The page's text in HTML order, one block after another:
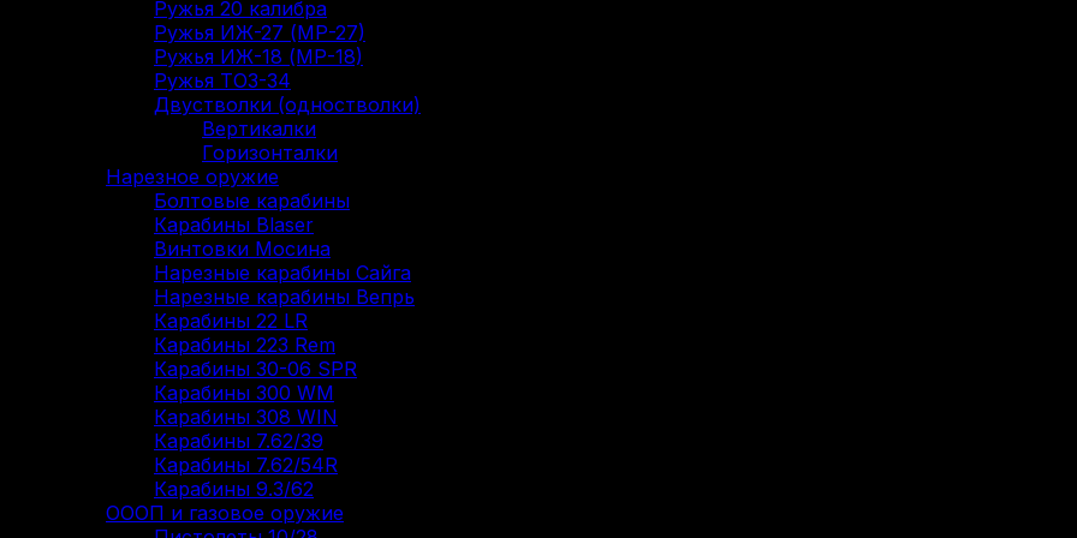
Ружья 20 калибра
Ружья ИЖ-27 (МР-27)
Ружья ИЖ-18 (МР-18)
Ружья ТОЗ-34
Двустволки (одностволки)
Вертикалки
Горизонталки
Нарезное оружие
Болтовые карабины
Карабины Blaser
Винтовки Мосина
Нарезные карабины Сайга
Нарезные карабины Вепрь
Карабины 22 LR
Карабины 223 Rem
Карабины 30-06 SPR
Карабины 300 WM
Карабины 308 WIN
Карабины 7.62/39
Карабины 7.62/54R
Карабины 9.3/62
ОООП и газовое оружие